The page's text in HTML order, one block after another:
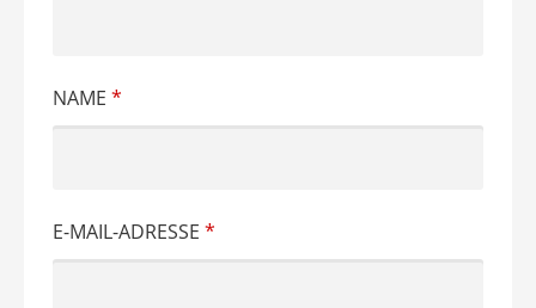
NAME *
E-MAIL-ADRESSE *